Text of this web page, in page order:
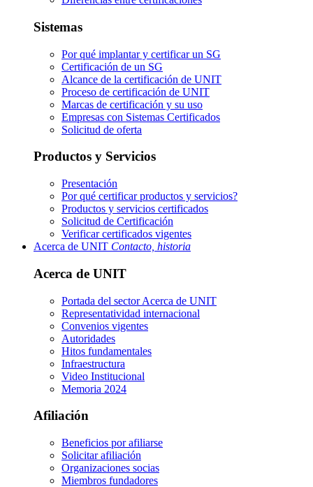
Sistemas
Por qué implantar y certificar un SG
Certificación de un SG
Alcance de la certificación de UNIT
Proceso de certificación de UNIT
Marcas de certificación y su uso
Empresas con Sistemas Certificados
Solicitud de oferta
Productos y Servicios
Presentación
Por qué certificar productos y servicios?
Productos y servicios certificados
Solicitud de Certificación
Verificar certificados vigentes
Acerca de UNIT Contacto, historia
Acerca de UNIT
Portada del sectorAcerca de UNIT
Representatividad internacional
Convenios vigentes
Autoridades
Hitos fundamentales
Infraestructura
Video Institucional
Memoria 2024
Afiliación
Beneficios por afiliarse
Solicitar afiliación
Organizaciones socias
Miembros fundadores